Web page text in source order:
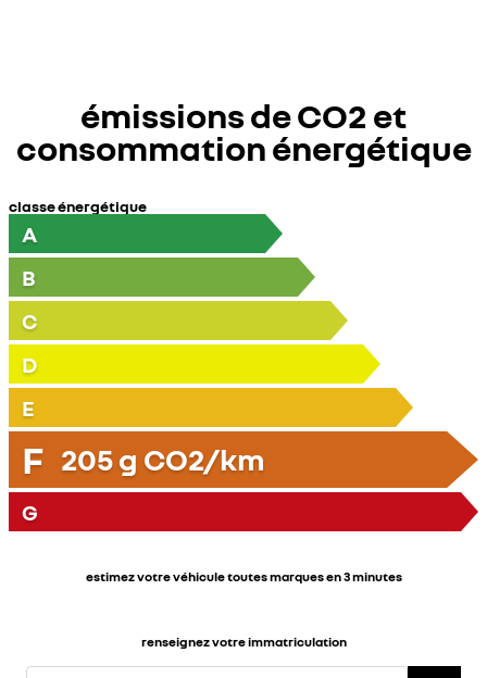
émissions de CO2 et
consommation énergétique
classe énergétique
A
B
C
D
E
F 205g CO2/km
G
estimez votre véhicule toutes marques en 3 minutes
renseignez votre immatriculation